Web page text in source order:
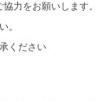
力をお願いします。
。
ください